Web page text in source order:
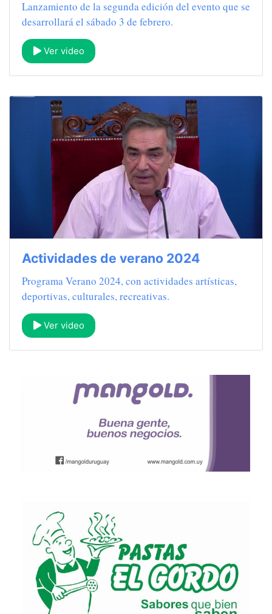
Lanzamiento de la segunda edición del evento que se
desarrollará el sábado 3 de febrero.
Ver video
Actividades de verano 2024
Programa Verano 2024, con actividades artísticas,
deportivas, culturales, recreativas.
Ver video